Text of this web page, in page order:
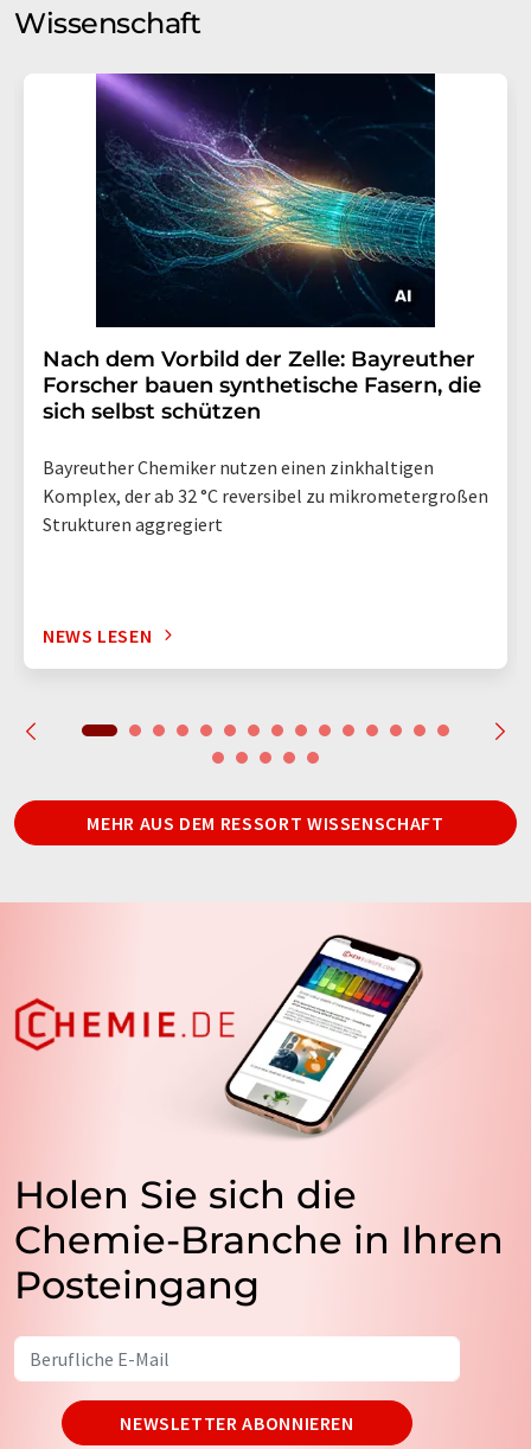
Wissenschaft
Nach dem Vorbild der Zelle: Bayreuther
Forscher bauen synthetische Fasern, die
sich selbst schützen
Bayreuther Chemiker nutzen einen zinkhaltigen
Komplex, der ab 32 °C reversibel zu mikrometergroßen
Strukturen aggregiert
NEWS LESEN
MEHR AUS DEM RESSORT WISSENSCHAFT
Holen Sie sich die
Chemie-Branche in Ihren
Posteingang
NEWSLETTER ABONNIEREN